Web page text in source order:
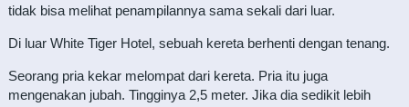
tidak bisa melihat penampilannya sama sekali dari luar.
Di luar White Tiger Hotel, sebuah kereta berhenti dengan tenang.
Seorang pria kekar melompat dari kereta. Pria itu juga
mengenakan jubah. Tingginya 2,5 meter. Jika dia sedikit lebih